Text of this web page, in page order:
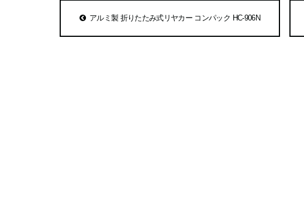
アルミ製 折りたたみ式リヤカー コンパック HC-906N